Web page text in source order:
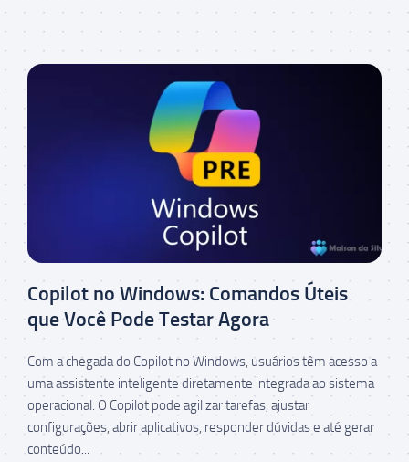
Copilot no Windows: Comandos Úteis
que Você Pode Testar Agora
Com a chegada do Copilot no Windows, usuários têm acesso a
uma assistente inteligente diretamente integrada ao sistema
operacional. O Copilot pode agilizar tarefas, ajustar
configurações, abrir aplicativos, responder dúvidas e até gerar
conteúdo...